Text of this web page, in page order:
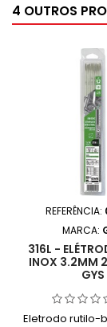
4 OUTROS
REFERÊNCIA:
MARCA:
316L -
INOX 3.2MM
GYS
Eletrodo rutilo-